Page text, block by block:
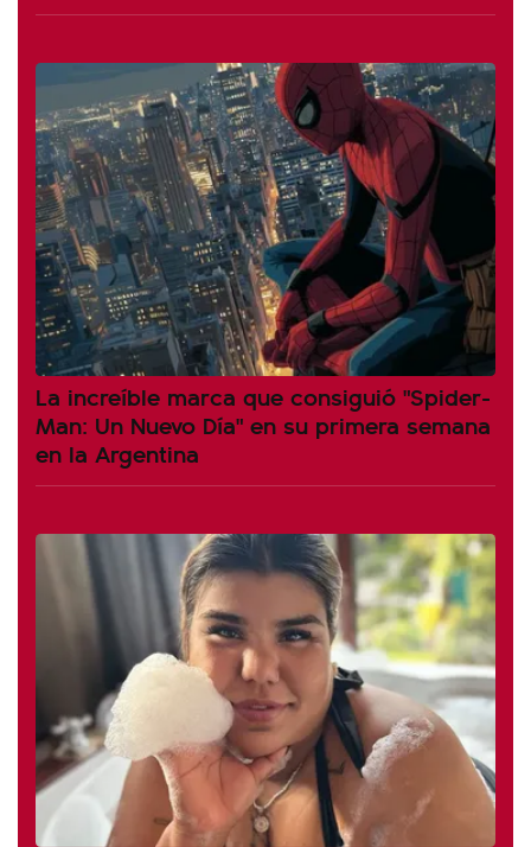
La increíble marca que consiguió "Spider-
Man: Un Nuevo Día" en su primera semana
en la Argentina